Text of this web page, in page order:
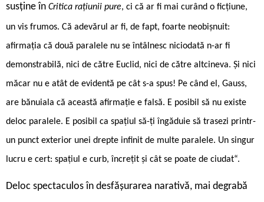
susține în Critica rațiunii pure, ci că ar fi mai curând o ficțiune,
un vis frumos. Că adevărul ar fi, de fapt, foarte neobișnuit:
afirmația că două paralele nu se întâlnesc niciodată n-ar fi
demonstrabilă, nici de către Euclid, nici de către altcineva. Și nici
măcar nu e atât de evidentă pe cât s-a spus! Pe când el, Gauss,
are bănuiala că această afirmație e falsă. E posibil să nu existe
deloc paralele. E posibil ca spațiul să-ți îngăduie să trasezi printr-
un punct exterior unei drepte infinit de multe paralele. Un singur
lucru e cert: spațiul e curb, încrețit și cât se poate de ciudat“.
Deloc spectaculos în desfășurarea narativă, mai degrabă